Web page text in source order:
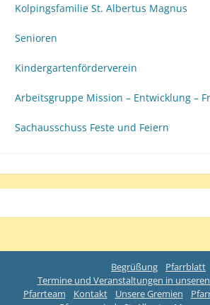
Kolpingsfamilie St. Albertus Magnus
Senioren
Kindergartenförderverein
Arbeitsgruppe Mission – Entwicklung –
Sachausschuss Feste und Feiern
Begrüßung
Pfarrblatt
Termine und Veranstaltungen in
Pfarrteam
Kontakt Unsere Gremien